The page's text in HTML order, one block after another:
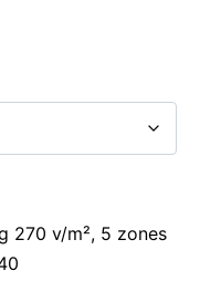
270 v/m², 5 zones